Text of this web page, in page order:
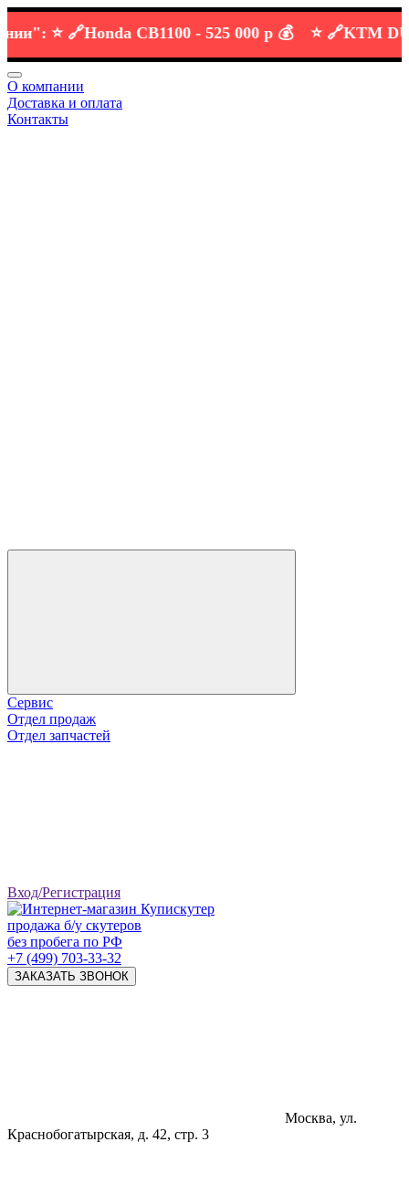
⭐️ 🔗 Honda CB1100 -525 000 р 💰 ⭐️ 🔗 KTM DUKE
О компании
Доставка и оплата
Контакты
Сервис
Отдел продаж
Отдел запчастей
Вход/Регистрация
продажа б/у скутеров
без пробега по РФ
+7 (499) 703-33-32
ЗАКАЗАТЬ ЗВОНОК
Москва, ул.
Краснобогатырская, д. 42, стр. 3